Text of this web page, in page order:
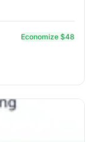
Economize $48